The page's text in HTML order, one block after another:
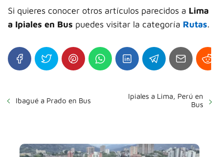
Si quieres conocer otros artículos parecidos a Lima
a Ipiales en Bus puedes visitar la categoría Rutas.
Ibagué a Prado en Bus
Ipiales a Lima, Perú en
Bus